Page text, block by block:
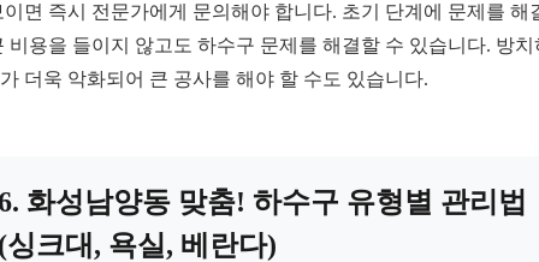
이면 즉시 전문가에게 문의해야 합니다. 초기 단계에 문제를 해
비용을 들이지 않고도 하수구 문제를 해결할 수 있습니다. 방치
더욱 악화되어 큰 공사를 해야 할 수도 있습니다.
화성남양동 맞춤! 하수구 유형별 관리법
싱크대, 욕실, 베란다)